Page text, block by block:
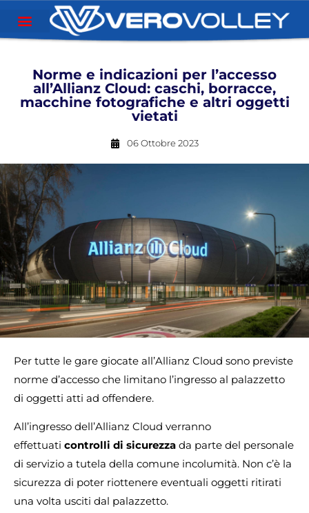
Norme e indicazioni per l’accesso
all’Allianz Cloud: caschi, borracce,
macchine fotografiche e altri oggetti
vietati
06 Ottobre 2023
Per tutte le gare giocate all’Allianz Cloud sono previste
norme d’accesso che limitano l’ingresso al palazzetto
di oggetti atti ad offendere.
All’ingresso dell’Allianz Cloud verranno
effettuati controlli di sicurezza da parte del personale
di servizio a tutela della comune incolumità. Non c’è la
sicurezza di poter riottenere eventuali oggetti ritirati
una volta usciti dal palazzetto.